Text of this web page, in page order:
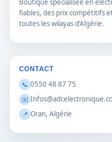
Boutique spécialisée en
fiables, des prix compétitifs
toutes les wilayas d’Algérie.
CONTACT
📞 0550 48 87 75
✉️
📍 Oran, Algérie